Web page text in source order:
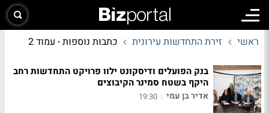
ראשי זירת התחדשות עירונית כתבות נוספות - עמוד 2
בנק הפועלים ודיסקונט ילוו פרויקט התחדשות רחב
היקף בשטח סמינר הקיבוצים
אדיר בן עמי |
19:30